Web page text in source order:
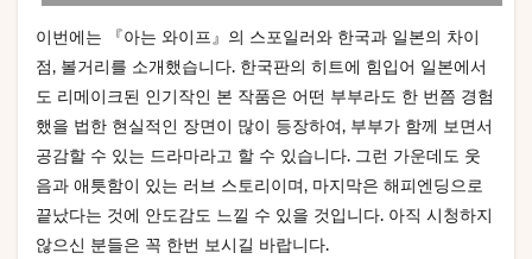
이번에는 『아는 와이프』의 스포일러와 한국과 일본의 차이
점, 볼거리를 소개했습니다. 한국판의 히트에 힘입어 일본에서
도 리메이크된 인기작인 본 작품은 어떤 부부라도 한 번쯤 경험
했을 법한 현실적인 장면이 많이 등장하여, 부부가 함께 보면서
공감할 수 있는 드라마라고 할 수 있습니다. 그런 가운데도 웃
음과 애틋함이 있는 러브 스토리이며, 마지막은 해피엔딩으로
끝났다는 것에 안도감도 느낄 수 있을 것입니다. 아직 시청하지
않으신 분들은 꼭 한번 보시길 바랍니다.